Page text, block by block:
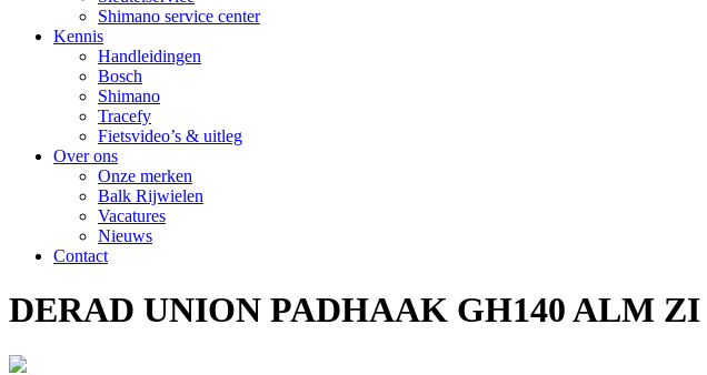
Shimano service center
Kennis
Handleidingen
Bosch
Shimano
Tracefy
Fietsvideo’s & uitleg
Over ons
Onze merken
Balk Rijwielen
Vacatures
Nieuws
Contact
DERAD UNION PADHAAK GH140 ALM ZI